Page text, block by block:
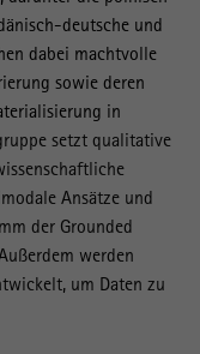
deutsche und
dabei machtvolle
sowie deren
in
setzt qualitative
Ansätze und
der Grounded
werden
um Daten zu